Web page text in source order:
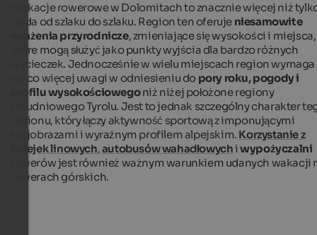
Wakacje rowerowe w Dolomitach to znacznie więcej niż
jazda od szlaku do szlaku. Region ten oferuje niesamowite
wrażenia przyrodnicze, zmieniające się wysokości i miejsca,
które mogą służyć jako punkty wyjścia dla bardzo różnych
wycieczek. Jednocześnie w wielu miejscach region wymaga
nieco więcej uwagi w odniesieniu do pory roku, pogody i
profilu wysokościowegoniż niżej położone regiony
Południowego Tyrolu. Jest to jednak szczególny charakter
regionu, który łączy aktywność sportową z imponującymi
krajobrazami i wyraźnym profilem alpejskim. Korzystanie z
kolejek linowych,autobusów wahadłowychiwypożyczalni
rowerów jest również ważnym warunkiem udanych wakacji
rowerach górskich.